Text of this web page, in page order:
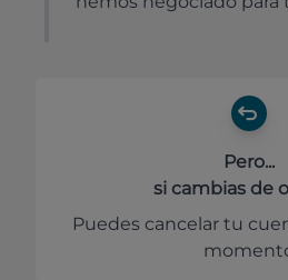
Pero...
si cambias de
Puedes cancelar tu